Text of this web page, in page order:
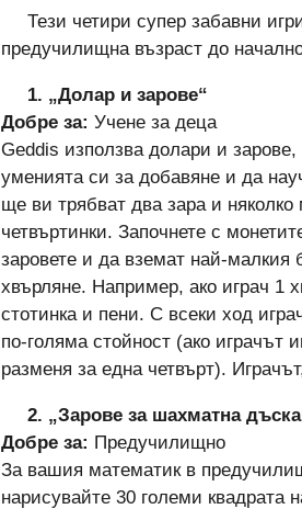
Тези четири супер забавни
предучилищна възраст до
1. „Долар и зарове“
Добре за: Учене за деца
Geddis използва долари и
уменията си за добавяне и да
ще ви трябват два зара и
четвъртинки. Започнете с
заровете и да вземат най-малкия
хвърляне. Например, ако играч 1
стотинка и пени. С всеки ход
по-голяма стойност (ако играчът
разменя за една четвърт).
2. „Зарове за шахматна
Добре за: Предучилищно
За вашия математик в
нарисувайте 30 големи